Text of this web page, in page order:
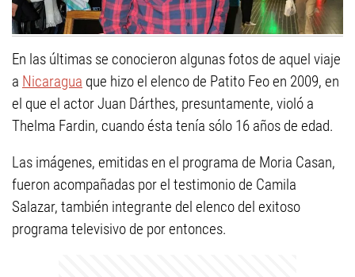
En las últimas se conocieron algunas fotos de aquel viaje
a Nicaragua que hizo el elenco de Patito Feo en 2009, en
el que el actor Juan Dárthes, presuntamente, violó a
Thelma Fardin, cuando ésta tenía sólo 16 años de edad.
Las imágenes, emitidas en el programa de Moria Casan,
fueron acompañadas por el testimonio de Camila
Salazar, también integrante del elenco del exitoso
programa televisivo de por entonces.